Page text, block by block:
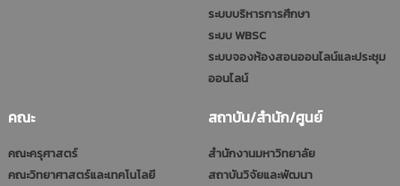
ระบบบริหารการศึกษา
ระบบ WBSC
ระบบจองห้องสอนออนไลน์และประชุม
ออนไลน์
คณะ
คณะครุศาสตร์
คณะวิทยาศาสตร์และเทคโนโลยี
สถาบัน/สำนัก/ศูนย์
สำนักงานมหาวิทยาลัย
สถาบันวิจัยและพัฒนา